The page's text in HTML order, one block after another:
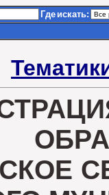
Где искать: